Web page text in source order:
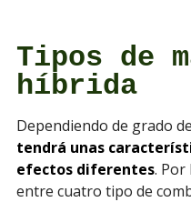
Tipos de
híbrida
Dependiendo de grado
tendrá unas
efectos diferentes. Por
entre cuatro tipo de